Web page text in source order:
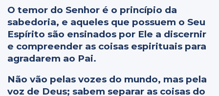
O temor do Senhor é o princípio da
sabedoria, e aqueles que possuem o Seu
Espírito são ensinados por Ele a discernir
e compreender as coisas espirituais para
agradarem ao Pai.
Não vão pelas vozes do mundo, mas pela
voz de Deus; sabem separar as coisas do